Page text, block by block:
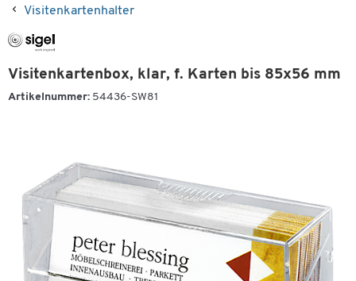
Visitenkartenhalter
Visitenkartenbox, klar, f. Karten bis 85x56 mm
Artikelnummer: 54436-SW81